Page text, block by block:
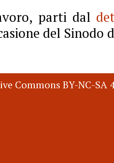
parti dal
del Sinodo
Commons BY-NC-SA